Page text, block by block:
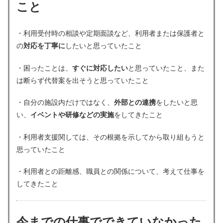
こと
・利用受付時の相談や定期面談など、利用者または保護者と
の対応を丁寧に したいと思っていたこと
・困ったことは、 すぐに対応したいと思っていたこと、また
は断らず代替案を出そうと思っていたこと
・自分の施設内だけではなく、 外部との連携をしたいと思
い、 イベントや研修などの実施をしてきたこと
・利用者支援関しては、その根拠を示してから取り組もうと
思っていたこと
・利用者との距離感、職員との関係について、考えて仕事を
してきたこと